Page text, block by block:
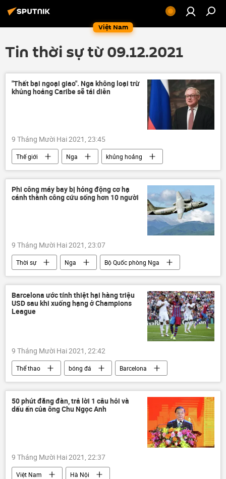
Việt Nam
Tin thời sự từ 09.12.2021
"Thất bại ngoại giao". Nga không loại trừ
khủng hoảng Caribe sẽ tái diễn
9 Tháng Mười Hai 2021, 23:45
Thế giới Nga
khủng hoảng
NATO
trừng phạt
Sergei Ryabkov
phương Tây
Phi công máy bay bị hỏng động cơ hạ
cánh thành công cứu sống hơn 10 người
9 Tháng Mười Hai 2021, 23:07
Thời sự Nga
Bộ Quốc phòng Nga
phi công
Barcelona ước tính thiệt hại hàng triệu
USD sau khi xuống hạng ở Champions
League
9 Tháng Mười Hai 2021, 22:42
Thể thao bóng đá
Barcelona
Champions League
50 phút đăng đàn, trả lời 1 câu hỏi và
dấu ấn của ông Chu Ngọc Anh
9 Tháng Mười Hai 2021, 22:37
Việt Nam
Hà Nội